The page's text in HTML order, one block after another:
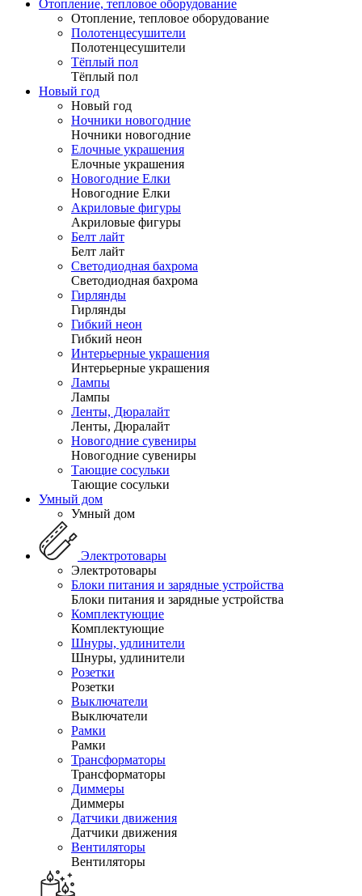
Отопление, тепловое оборудование
Отопление, тепловое оборудование
Полотенцесушители
Полотенцесушители
Тёплый пол
Тёплый пол
Новый год
Новый год
Ночники новогодние
Ночники новогодние
Елочные украшения
Елочные украшения
Новогодние Елки
Новогодние Елки
Акриловые фигуры
Акриловые фигуры
Белт лайт
Белт лайт
Светодиодная бахрома
Светодиодная бахрома
Гирлянды
Гирлянды
Гибкий неон
Гибкий неон
Интерьерные украшения
Интерьерные украшения
Лампы
Лампы
Ленты, Дюралайт
Ленты, Дюралайт
Новогодние сувениры
Новогодние сувениры
Тающие сосульки
Тающие сосульки
Умный дом
Умный дом
Электротовары
Электротовары
Блоки питания и зарядные устройства
Блоки питания и зарядные устройства
Комплектующие
Комплектующие
Шнуры, удлинители
Шнуры, удлинители
Розетки
Розетки
Выключатели
Выключатели
Рамки
Рамки
Трансформаторы
Трансформаторы
Диммеры
Диммеры
Датчики движения
Датчики движения
Вентиляторы
Вентиляторы